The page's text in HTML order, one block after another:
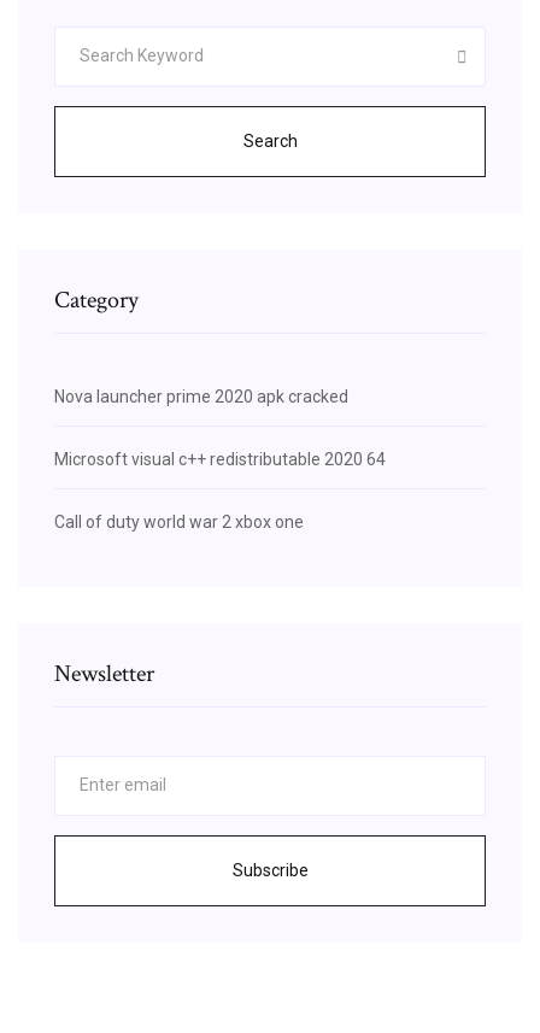
Search
Category
Nova launcher prime 2020 apk cracked
Microsoft visual c++ redistributable 2020 64
Call of duty world war 2 xbox one
Newsletter
Subscribe